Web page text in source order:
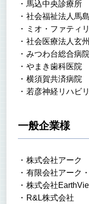
馬込中央診療所
社会福祉法人馬
ミオ・ファティ
社会医療法人玄
みつわ台総合病院
やまき歯科医院
横須賀共済病院
若彦神経リハビ
一般企業様
​​株式会社アーク
有限会社アーク
株式会社
R&L株式会社